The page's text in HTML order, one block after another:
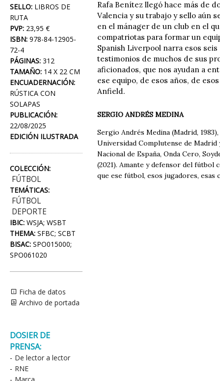
SELLO: LIBROS DE
RUTA
PVP: 23,95 €
ISBN: 978-84-12905-
72-4
PÁGINAS: 312
TAMAÑO: 14 X 22 CM
ENCUADERNACIÓN:
RÚSTICA CON
SOLAPAS
PUBLICACIÓN:
22/08/2025
EDICIÓN ILUSTRADA
COLECCIÓN:
FÚTBOL
TEMÁTICAS:
FÚTBOL
DEPORTE
IBIC: WSJA; WSBT
THEMA: SFBC; SCBT
BISAC: SPO015000;
SPO061020
Ficha de datos
Archivo de portada
DOSIER DE
PRENSA:
- De lector a lector
- RNE
Rafa Benítez llegó hace más de
Valencia y su trabajo y sello aún
en el mánager de un club en el
compatriotas para formar un
Spanish Liverpool narra esos
testimonios de muchos de sus
aficionados, que nos ayudan a
ese equipo, de esos años, de
Anfield.
SERGIO ANDRÉS MEDINA
Sergio Andrés Medina (Madrid,
Universidad Complutense de Madrid
Nacional de España, Onda Cero,
(2021). Amante y defensor del fútbol
que ese fútbol, esos jugadores, esas